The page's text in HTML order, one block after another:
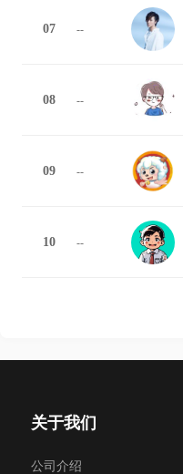
07 --
08 --
09 --
10 --
关于我们
公司介绍